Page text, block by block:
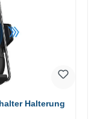
Handyhalter Halterung